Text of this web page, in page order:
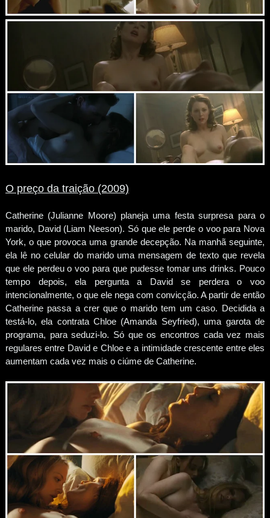
O preço da traição (2009)
Catherine (Julianne Moore) planeja uma festa surpresa para o
marido, David (Liam Neeson). Só que ele perde o voo para Nova
York, o que provoca uma grande decepção. Na manhã seguinte,
ela lê no celular do marido uma mensagem de texto que revela
que ele perdeu o voo para que pudesse tomar uns drinks. Pouco
tempo depois, ela pergunta a David se perdera o voo
intencionalmente, o que ele nega com convicção. A partir de então
Catherine passa a crer que o marido tem um caso. Decidida a
testá-lo, ela contrata Chloe (Amanda Seyfried), uma garota de
programa, para seduzi-lo. Só que os encontros cada vez mais
regulares entre David e Chloe e a intimidade crescente entre eles
aumentam cada vez mais o ciúme de Catherine.